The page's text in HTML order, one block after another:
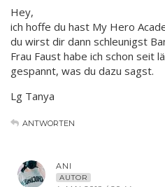
Hey,
ich hoffe du hast My Hero
du wirst dir dann schleunigst
Frau Faust habe ich schon seit
gespannt, was du dazu sagst.
Lg Tanya
ANTWORTEN
ANI
AUTOR